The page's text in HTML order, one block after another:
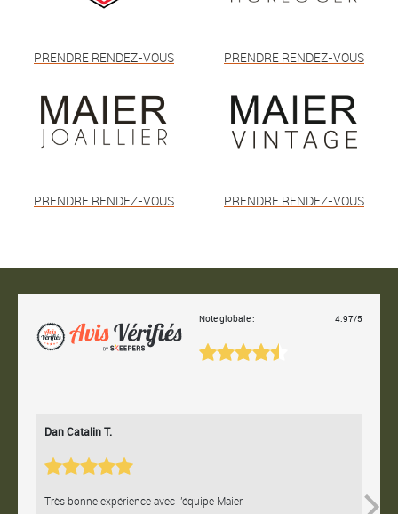
PRENDRE RENDEZ-VOUS PRENDRE RENDEZ-VOUS
PRENDRE RENDEZ-VOUS PRENDRE RENDEZ-VOUS
Note globale : 4.97/5
Dan Catalin T.
Très bonne expérience avec l'équipe Maier.